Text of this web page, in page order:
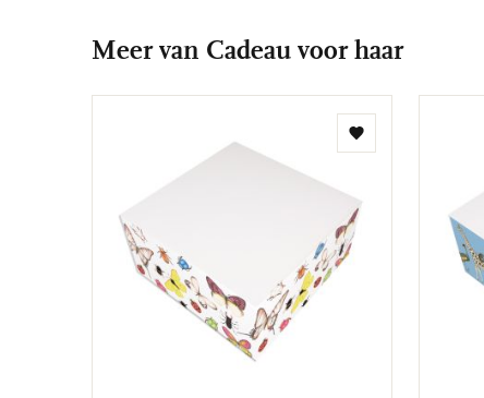
Meer van Cadeau voor haar
Toevoegen